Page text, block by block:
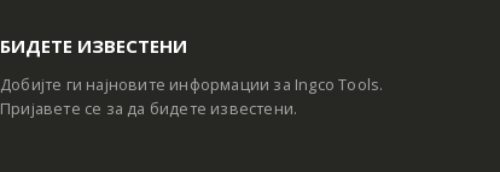
БИДЕТЕ ИЗВЕСТЕНИ
Добијте ги најновите информации за Ingco Tools.
Пријавете се за да бидете известени.